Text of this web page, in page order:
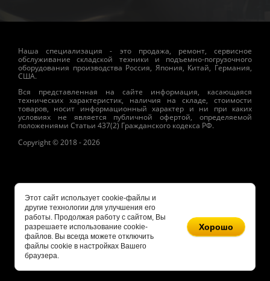
Наша специализация - это продажа, ремонт, сервисное
обслуживание складской техники и подъемно-погрузочного
оборудования производства Россия, Япония, Китай, Германия,
США.
Вся представленная на сайте информация, касающаяся
технических характеристик, наличия на складе, стоимости
товаров, носит информационный характер и ни при каких
условиях не является публичной офертой, определяемой
положениями Статьи 437(2) Гражданского кодекса РФ.
Copyright © 2018 - 2026
Megagroup.ru
Этот сайт использует cookie-файлы и
другие технологии для улучшения его
работы. Продолжая работу с сайтом, Вы
разрешаете использование cookie-
файлов. Вы всегда можете отключить
файлы cookie в настройках Вашего
браузера.
Хорошо